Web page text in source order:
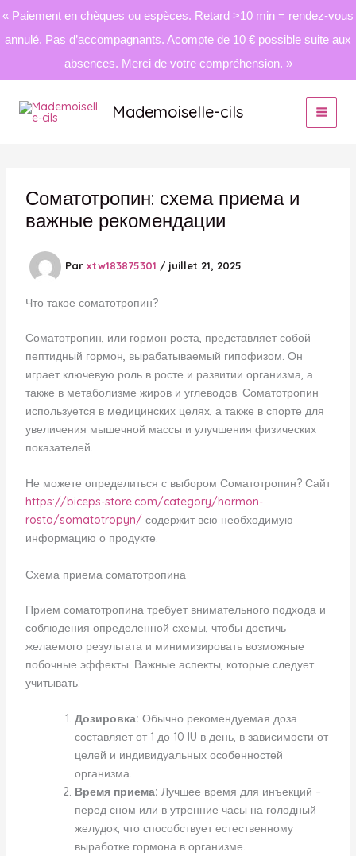
« Paiement en chèques ou espèces. Retard >10 min = rendez-vous
annulé. Pas d’accompagnants. Acompte de 10 € possible suite aux
absences. Merci de votre compréhension. »
contenu
Mademoiselle-cils
Соматотропин: схема приема и
важные рекомендации
Par xtw183875301 / juillet 21, 2025
Что такое соматотропин?
Соматотропин, или гормон роста, представляет собой
пептидный гормон, вырабатываемый гипофизом. Он
играет ключевую роль в росте и развитии организма, а
также в метаболизме жиров и углеводов. Соматотропин
используется в медицинских целях, а также в спорте для
увеличения мышечной массы и улучшения физических
показателей.
Не можете определиться с выбором Соматотропин? Сайт
https://biceps-store.com/category/hormon-
rosta/somatotropyn/ содержит всю необходимую
информацию о продукте.
Схема приема соматотропина
Прием соматотропина требует внимательного подхода и
соблюдения определенной схемы, чтобы достичь
желаемого результата и минимизировать возможные
побочные эффекты. Важные аспекты, которые следует
учитывать:
Дозировка: Обычно рекомендуемая доза
составляет от 1 до 10 IU в день, в зависимости от
целей и индивидуальных особенностей
организма.
Время приема: Лучшее время для инъекций –
перед сном или в утренние часы на голодный
желудок, что способствует естественному
выработке гормона в организме.